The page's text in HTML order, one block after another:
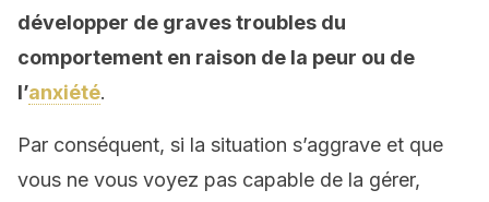
développer de graves troubles du
comportement en raison de la peur ou de
l’anxiété.
Par conséquent, si la situation s’aggrave et que
vous ne vous voyez pas capable de la gérer,